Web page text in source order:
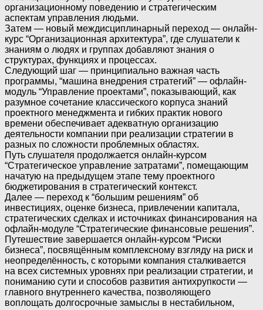
организационному поведению и стратегическим
аспектам управления людьми.
Затем — новый междисциплинарный переход — онлайн-
курс “Организационная архитектура”, где слушатели к
знаниям о людях и группах добавляют знания о
структурах, функциях и процессах.
Следующий шаг — принципиально важная часть
программы, “машина внедрения стратегий” — офлайн-
модуль “Управление проектами”, показывающий, как
разумное сочетание классического корпуса знаний
проектного менеджмента и гибких практик нового
времени обеспечивает адекватную организацию
деятельности компании при реализации стратегии в
разных по сложности проблемных областях.
Путь слушателя продолжается онлайн-курсом
“Стратегическое управление затратами”, помещающим
начатую на предыдущем этапе тему проектного
бюджетирования в стратегический контекст.
Далее — переход к “большим решениям” об
инвестициях, оценке бизнеса, привлечении капитала,
стратегических сделках и источниках финансирования на
офлайн-модуле “Стратегические финансовые решения”.
Путешествие завершается онлайн-курсом “Риски
бизнеса”, посвящённым комплексному взгляду на риск и
неопределённость, с которыми компания сталкивается
на всех системных уровнях при реализации стратегии, и
пониманию сути и способов развития антихрупкости —
главного внутреннего качества, позволяющего
воплощать долгосрочные замыслы в нестабильном,